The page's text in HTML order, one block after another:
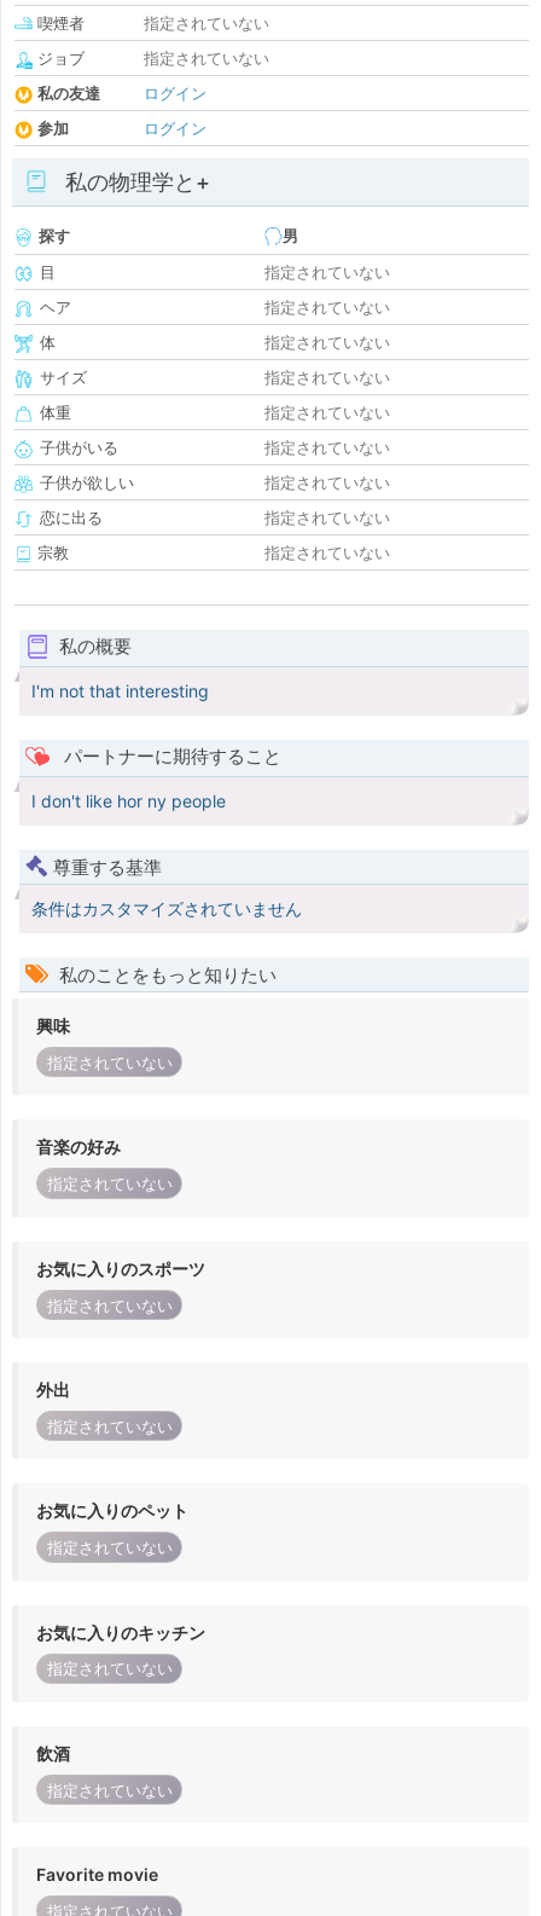
喫煙者
指定されていない
ジョブ
指定されていない
私の友達
ログイン
参加
ログイン
私の物理学と+
探す
男
目
指定されていない
ヘア
指定されていない
体
指定されていない
サイズ
指定されていない
体重
指定されていない
子供がいる
指定されていない
子供が欲しい
指定されていない
恋に出る
指定されていない
宗教
指定されていない
私の概要
I'm not that interesting
パートナーに期待すること
I don't like hor ny people
尊重する基準
条件はカスタマイズされていません
私のことをもっと知りたい
興味
指定されていない
音楽の好み
指定されていない
お気に入りのスポーツ
指定されていない
外出
指定されていない
お気に入りのペット
指定されていない
お気に入りのキッチン
指定されていない
飲酒
指定されていない
Favorite movie
指定されていない